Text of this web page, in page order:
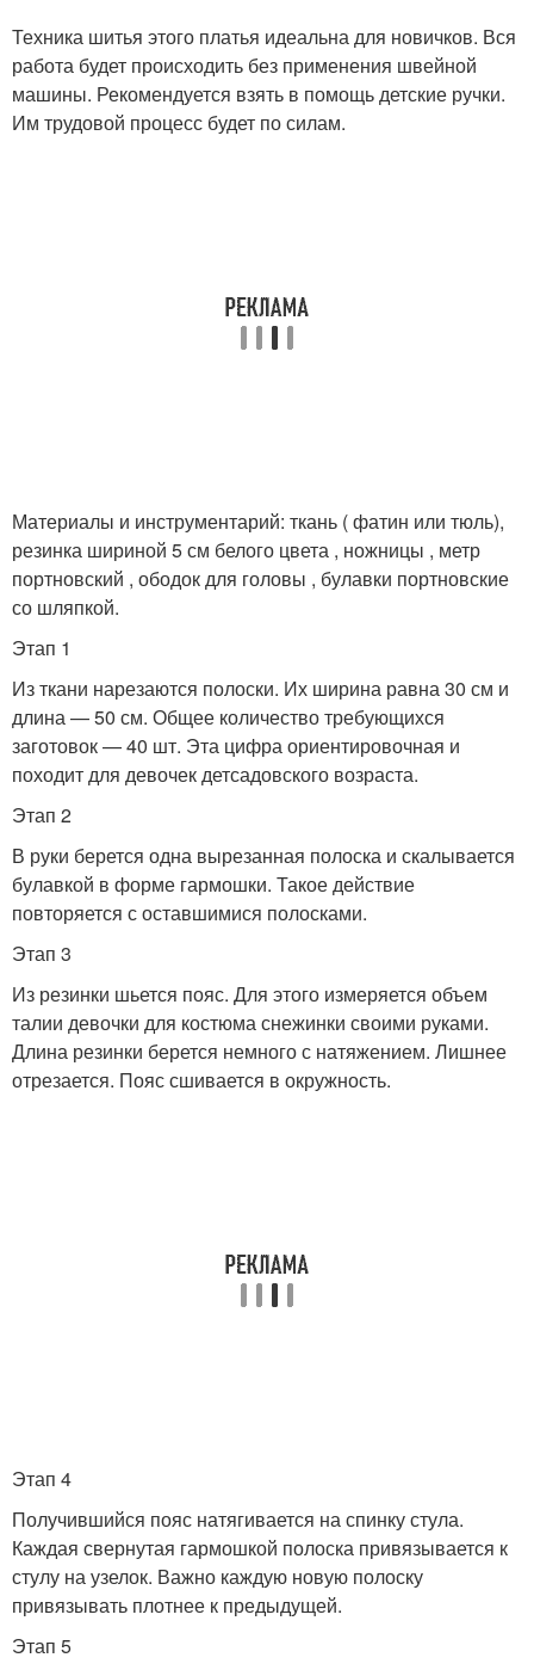
Техника шитья этого платья идеальна для новичков. Вся
работа будет происходить без применения швейной
машины. Рекомендуется взять в помощь детские ручки.
Им трудовой процесс будет по силам.
Материалы и инструментарий: ткань ( фатин или тюль),
резинка шириной 5 см белого цвета , ножницы , метр
портновский , ободок для головы , булавки портновские
со шляпкой.
Этап 1
Из ткани нарезаются полоски. Их ширина равна 30 см и
длина — 50 см. Общее количество требующихся
заготовок — 40 шт. Эта цифра ориентировочная и
походит для девочек детсадовского возраста.
Этап 2
В руки берется одна вырезанная полоска и скалывается
булавкой в форме гармошки. Такое действие
повторяется с оставшимися полосками.
Этап 3
Из резинки шьется пояс. Для этого измеряется объем
талии девочки для костюма снежинки своими руками.
Длина резинки берется немного с натяжением. Лишнее
отрезается. Пояс сшивается в окружность.
Этап 4
Получившийся пояс натягивается на спинку стула.
Каждая свернутая гармошкой полоска привязывается к
стулу на узелок. Важно каждую новую полоску
привязывать плотнее к предыдущей.
Этап 5